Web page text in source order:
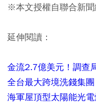
※本文授權自聯合新聞
延伸閱讀：
金流2.7億美元！調查
全台最大跨境洗錢集團
海軍屋頂型太陽能光